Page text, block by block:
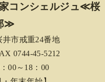
コンシェルジュ≪桜
≫
井市戒重24番地
0744-45-5212
00～18：00